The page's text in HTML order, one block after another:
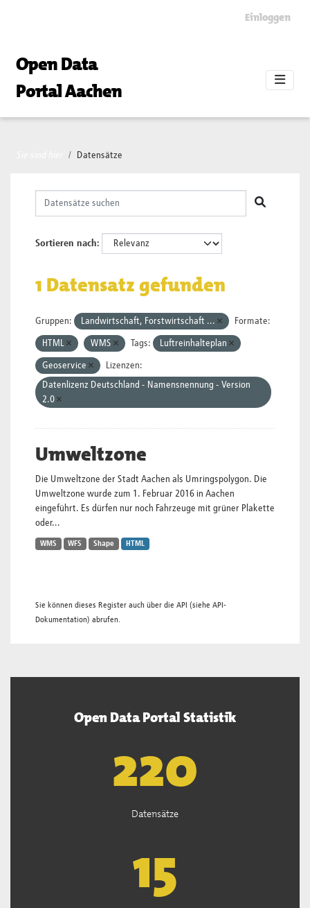
Einloggen
Open Data
Portal Aachen
Datensätze
Sortieren nach
1 Datensatz gefunden
Gruppen: Landwirtschaft, Forstwirtschaft ... Formate:
HTML WMS Tags: Luftreinhalteplan
Geoservice
Lizenzen:
Datenlizenz Deutschland - Namensnennung - Version
2.0
Umweltzone
Die Umweltzone der Stadt Aachen als Umringspolygon. Die
Umweltzone wurde zum 1. Februar 2016 in Aachen
eingeführt. Es dürfen nur noch Fahrzeuge mit grüner Plakette
oder...
WMS WFS Shape HTML
Sie können dieses Register auch über die API (siehe API-
Dokumentation) abrufen.
Open Data Portal Statistik
222
Datensätze
15